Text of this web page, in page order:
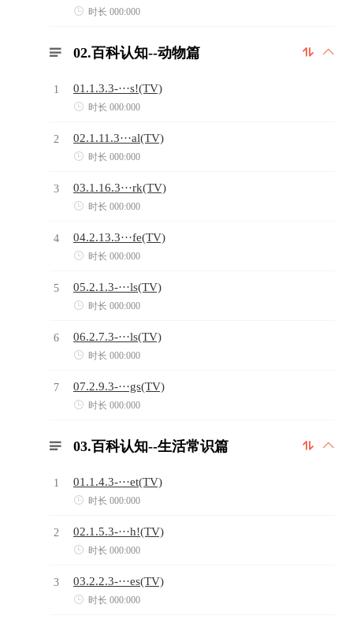
 时长 000:000
 
 02.百科认知--动物篇
1 01.1.3.3-···s!(TV)
 时长 000:000
2 02.1.11.3···al(TV)
 时长 000:000
3 03.1.16.3···rk(TV)
 时长 000:000
4 04.2.13.3···fe(TV)
 时长 000:000
5 05.2.1.3-···ls(TV)
 时长 000:000
6 06.2.7.3-···ls(TV)
 时长 000:000
7 07.2.9.3-···gs(TV)
 时长 000:000
 
 03.百科认知--生活常识篇
1 01.1.4.3-···et(TV)
 时长 000:000
2 02.1.5.3-···h!(TV)
 时长 000:000
3 03.2.2.3-···es(TV)
 时长 000:000